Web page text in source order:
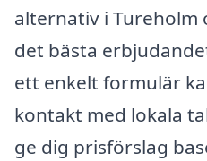
alternativ i Tureholm
det bästa
ett enkelt formulär
kontakt med lokala
ge dig prisförslag